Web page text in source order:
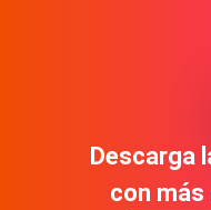
Descarga
con más